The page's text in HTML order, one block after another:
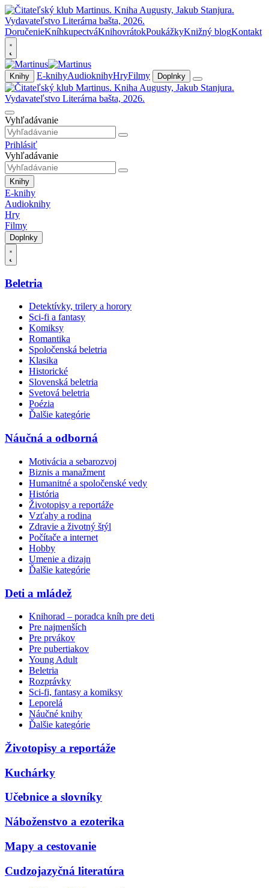
DoručenieKníhkupectváKnihovrátokPoukážkyKnižný blogKontakt
Knihy E-knihyAudioknihyHryFilmy Doplnky
Vyhľadávanie
Prihlásiť
Vyhľadávanie
Knihy
E-knihy
Audioknihy
Hry
Filmy
Doplnky
Beletria
Detektívky, trilery a horory
Sci-fi a fantasy
Komiksy
Romantika
Spoločenská beletria
Klasika
Historické
Slovenská beletria
Svetová beletria
Poézia
Ďalšie kategórie
Náučná a odborná
Motivácia a sebarozvoj
Biznis a manažment
Humanitné a spoločenské vedy
História
Životopisy a reportáže
Vzťahy a rodina
Zdravie a životný štýl
Počítače a internet
Hobby
Umenie a dizajn
Ďalšie kategórie
Deti a mládež
Knihorad – poradca kníh pre deti
Pre najmenších
Pre prvákov
Pre pubertiakov
Young Adult
Beletria
Rozprávky
Sci-fi, fantasy a komiksy
Leporelá
Náučné knihy
Ďalšie kategórie
Životopisy a reportáže
Kuchárky
Učebnice a slovníky
Náboženstvo a ezoterika
Mapy a cestovanie
Cudzojazyčná literatúra